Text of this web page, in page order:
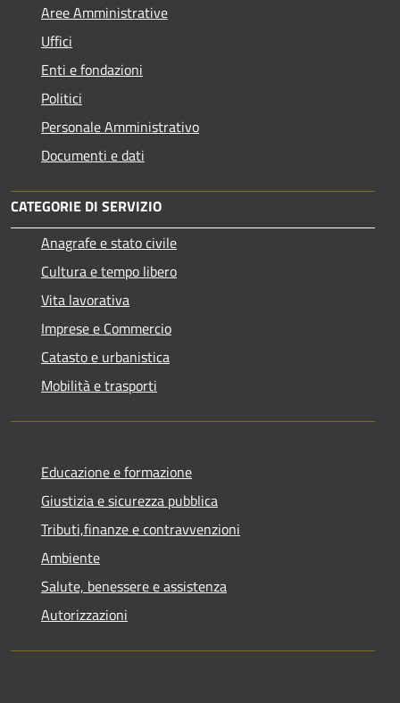
Aree Amministrative
Uffici
Enti e fondazioni
Politici
Personale Amministrativo
Documenti e dati
CATEGORIE DI SERVIZIO
Anagrafe e stato civile
Cultura e tempo libero
Vita lavorativa
Imprese e Commercio
Catasto e urbanistica
Mobilità e trasporti
Educazione e formazione
Giustizia e sicurezza pubblica
Tributi,finanze e contravvenzioni
Ambiente
Salute, benessere e assistenza
Autorizzazioni